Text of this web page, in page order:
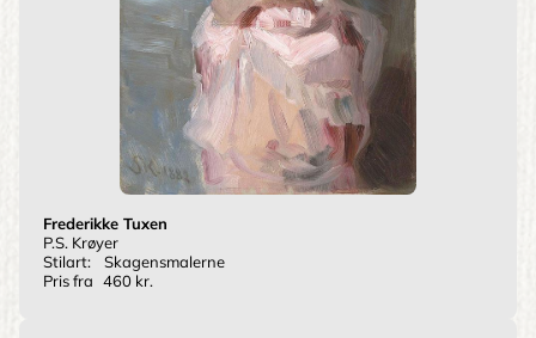
Frederikke Tuxen
P.S. Krøyer
Stilart:
Skagensmalerne
Pris fra 460 kr.